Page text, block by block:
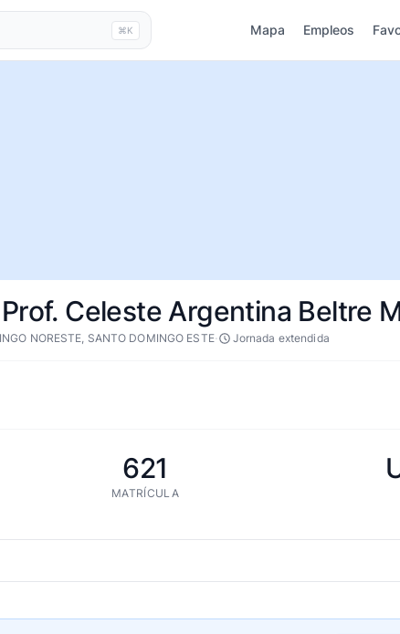
⌘K Mapa Empleos
Celeste Argentina Beltre
NORESTE, SANTO DOMINGO ESTE· Jornada extendida
621
MATRÍCULA